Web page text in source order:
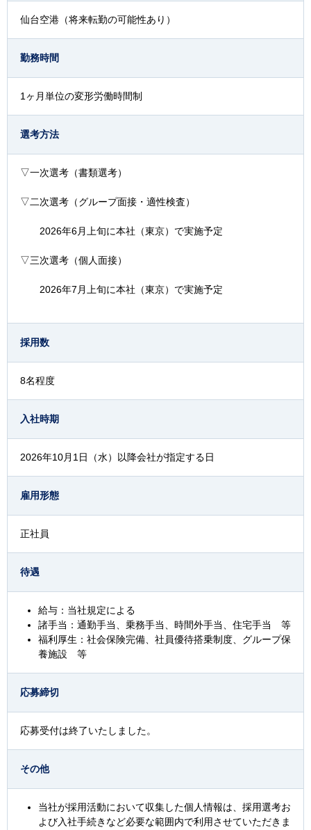
仙台空港（将来転勤の可能性あり）
勤務時間
1ヶ月単位の変形労働時間制
選考方法
▽一次選考（書類選考）
▽二次選考（グループ面接・適性検査）
2026年6月上旬に本社（東京）で実施予定
▽三次選考（個人面接）
2026年7月上旬に本社（東京）で実施予定
採用数
8名程度
入社時期
2026年10月1日（水）以降会社が指定する日
雇用形態
正社員
待遇
給与：当社規定による
諸手当：通勤手当、乗務手当、時間外手当、住宅手当 等
福利厚生：社会保険完備、社員優待搭乗制度、グループ保
養施設 等
応募締切
応募受付は終了いたしました。
その他
当社が採用活動において収集した個人情報は、採用選考お
よび入社手続きなど必要な範囲内で利用させていただきま